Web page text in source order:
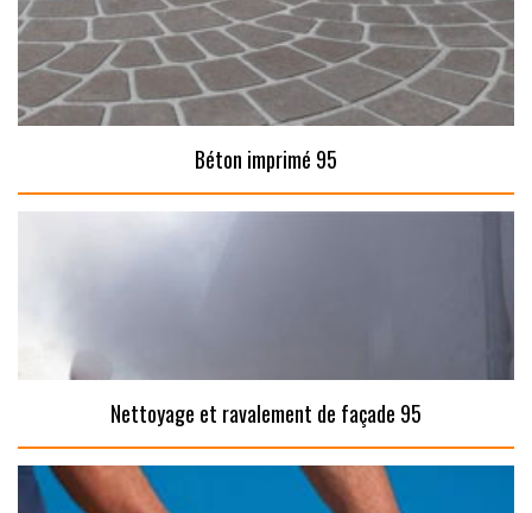
Béton imprimé 95
Nettoyage et ravalement de façade 95